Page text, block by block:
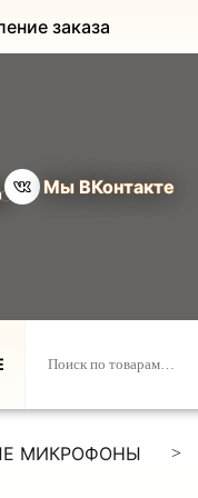
заказа
Мы ВКонтакте
МИКРОФОНЫ
>